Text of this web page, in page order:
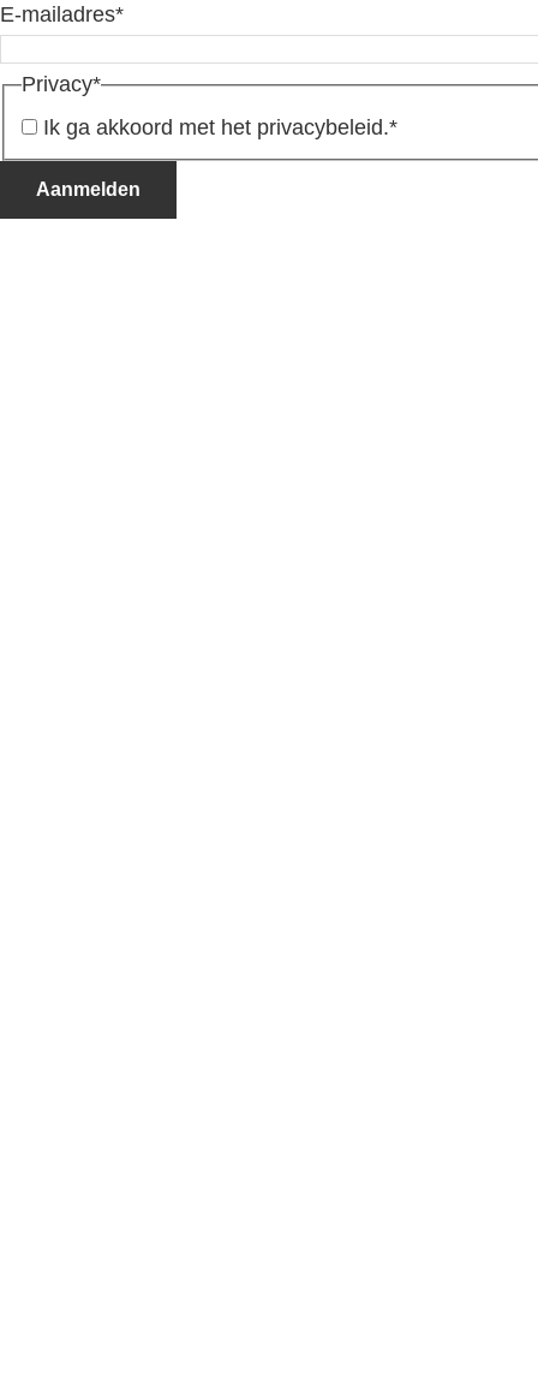
E-mailadres*
Privacy*
Ik ga akkoord met het privacybeleid.*
Aanmelden